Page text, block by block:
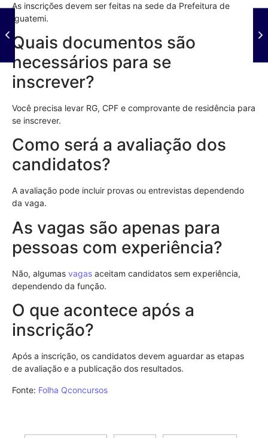
As inscrições devem ser feitas na sede da Prefeitura de
Iguatemi.
Quais documentos são
necessários para se
inscrever?
Você precisa levar RG, CPF e comprovante de residência para
se inscrever.
Como será a avaliação dos
candidatos?
A avaliação pode incluir provas ou entrevistas dependendo
da vaga.
As vagas são apenas para
pessoas com experiência?
Não, algumas vagas aceitam candidatos sem experiência,
dependendo da função.
O que acontece após a
inscrição?
Após a inscrição, os candidatos devem aguardar as etapas
de avaliação e a publicação dos resultados.
Fonte: Folha Qconcursos